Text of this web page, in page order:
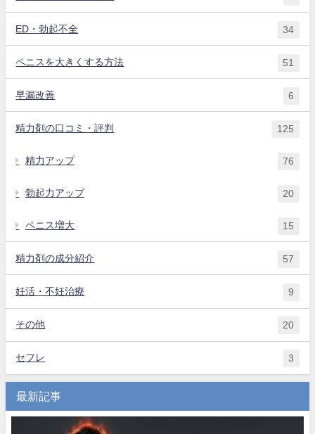
ED・勃起不全 34
ペニスを大きくする方法 51
早漏改善 6
精力剤の口コミ・評判 125
精力アップ 76
勃起力アップ 20
ペニス増大 15
精力剤の成分紹介 57
妊活・不妊治療 9
その他 20
セフレ 3
最新記事